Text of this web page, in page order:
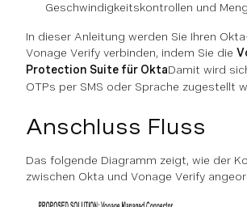
Geschwindigkeitskontrollen und
In dieser Anleitung werden Sie Ihren
Vonage Verify verbinden, indem Sie die
Protection Suite für OktaDamit wird
OTPs per SMS oder Sprache zugestellt
Anschluss Fluss
Das folgende Diagramm zeigt, wie der
zwischen Okta und Vonage Verify